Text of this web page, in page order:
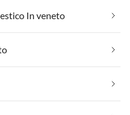
In veneto